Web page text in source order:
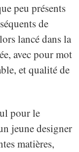
peu présents
de
lancé dans la
avec pour mot
et qualité de
pour le
jeune designer
matières,